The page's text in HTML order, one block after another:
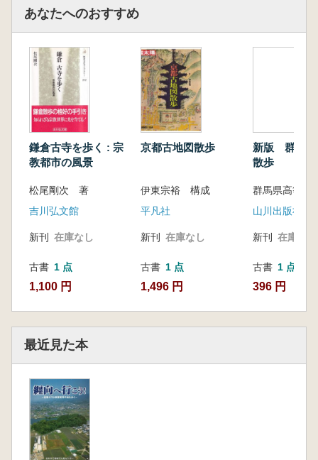
あなたへのおすすめ
鎌倉古寺を歩く : 宗
教都市の風景
松尾剛次 著
吉川弘文館
新刊 在庫なし
古書 1 点
1,100 円
京都古地図散歩
伊東宗裕 構成
平凡社
新刊 在庫なし
古書 1 点
1,496 円
新版 群馬県
散歩
山川出版社
新刊 在庫なし
古書 1 点
396 円
最近見た本